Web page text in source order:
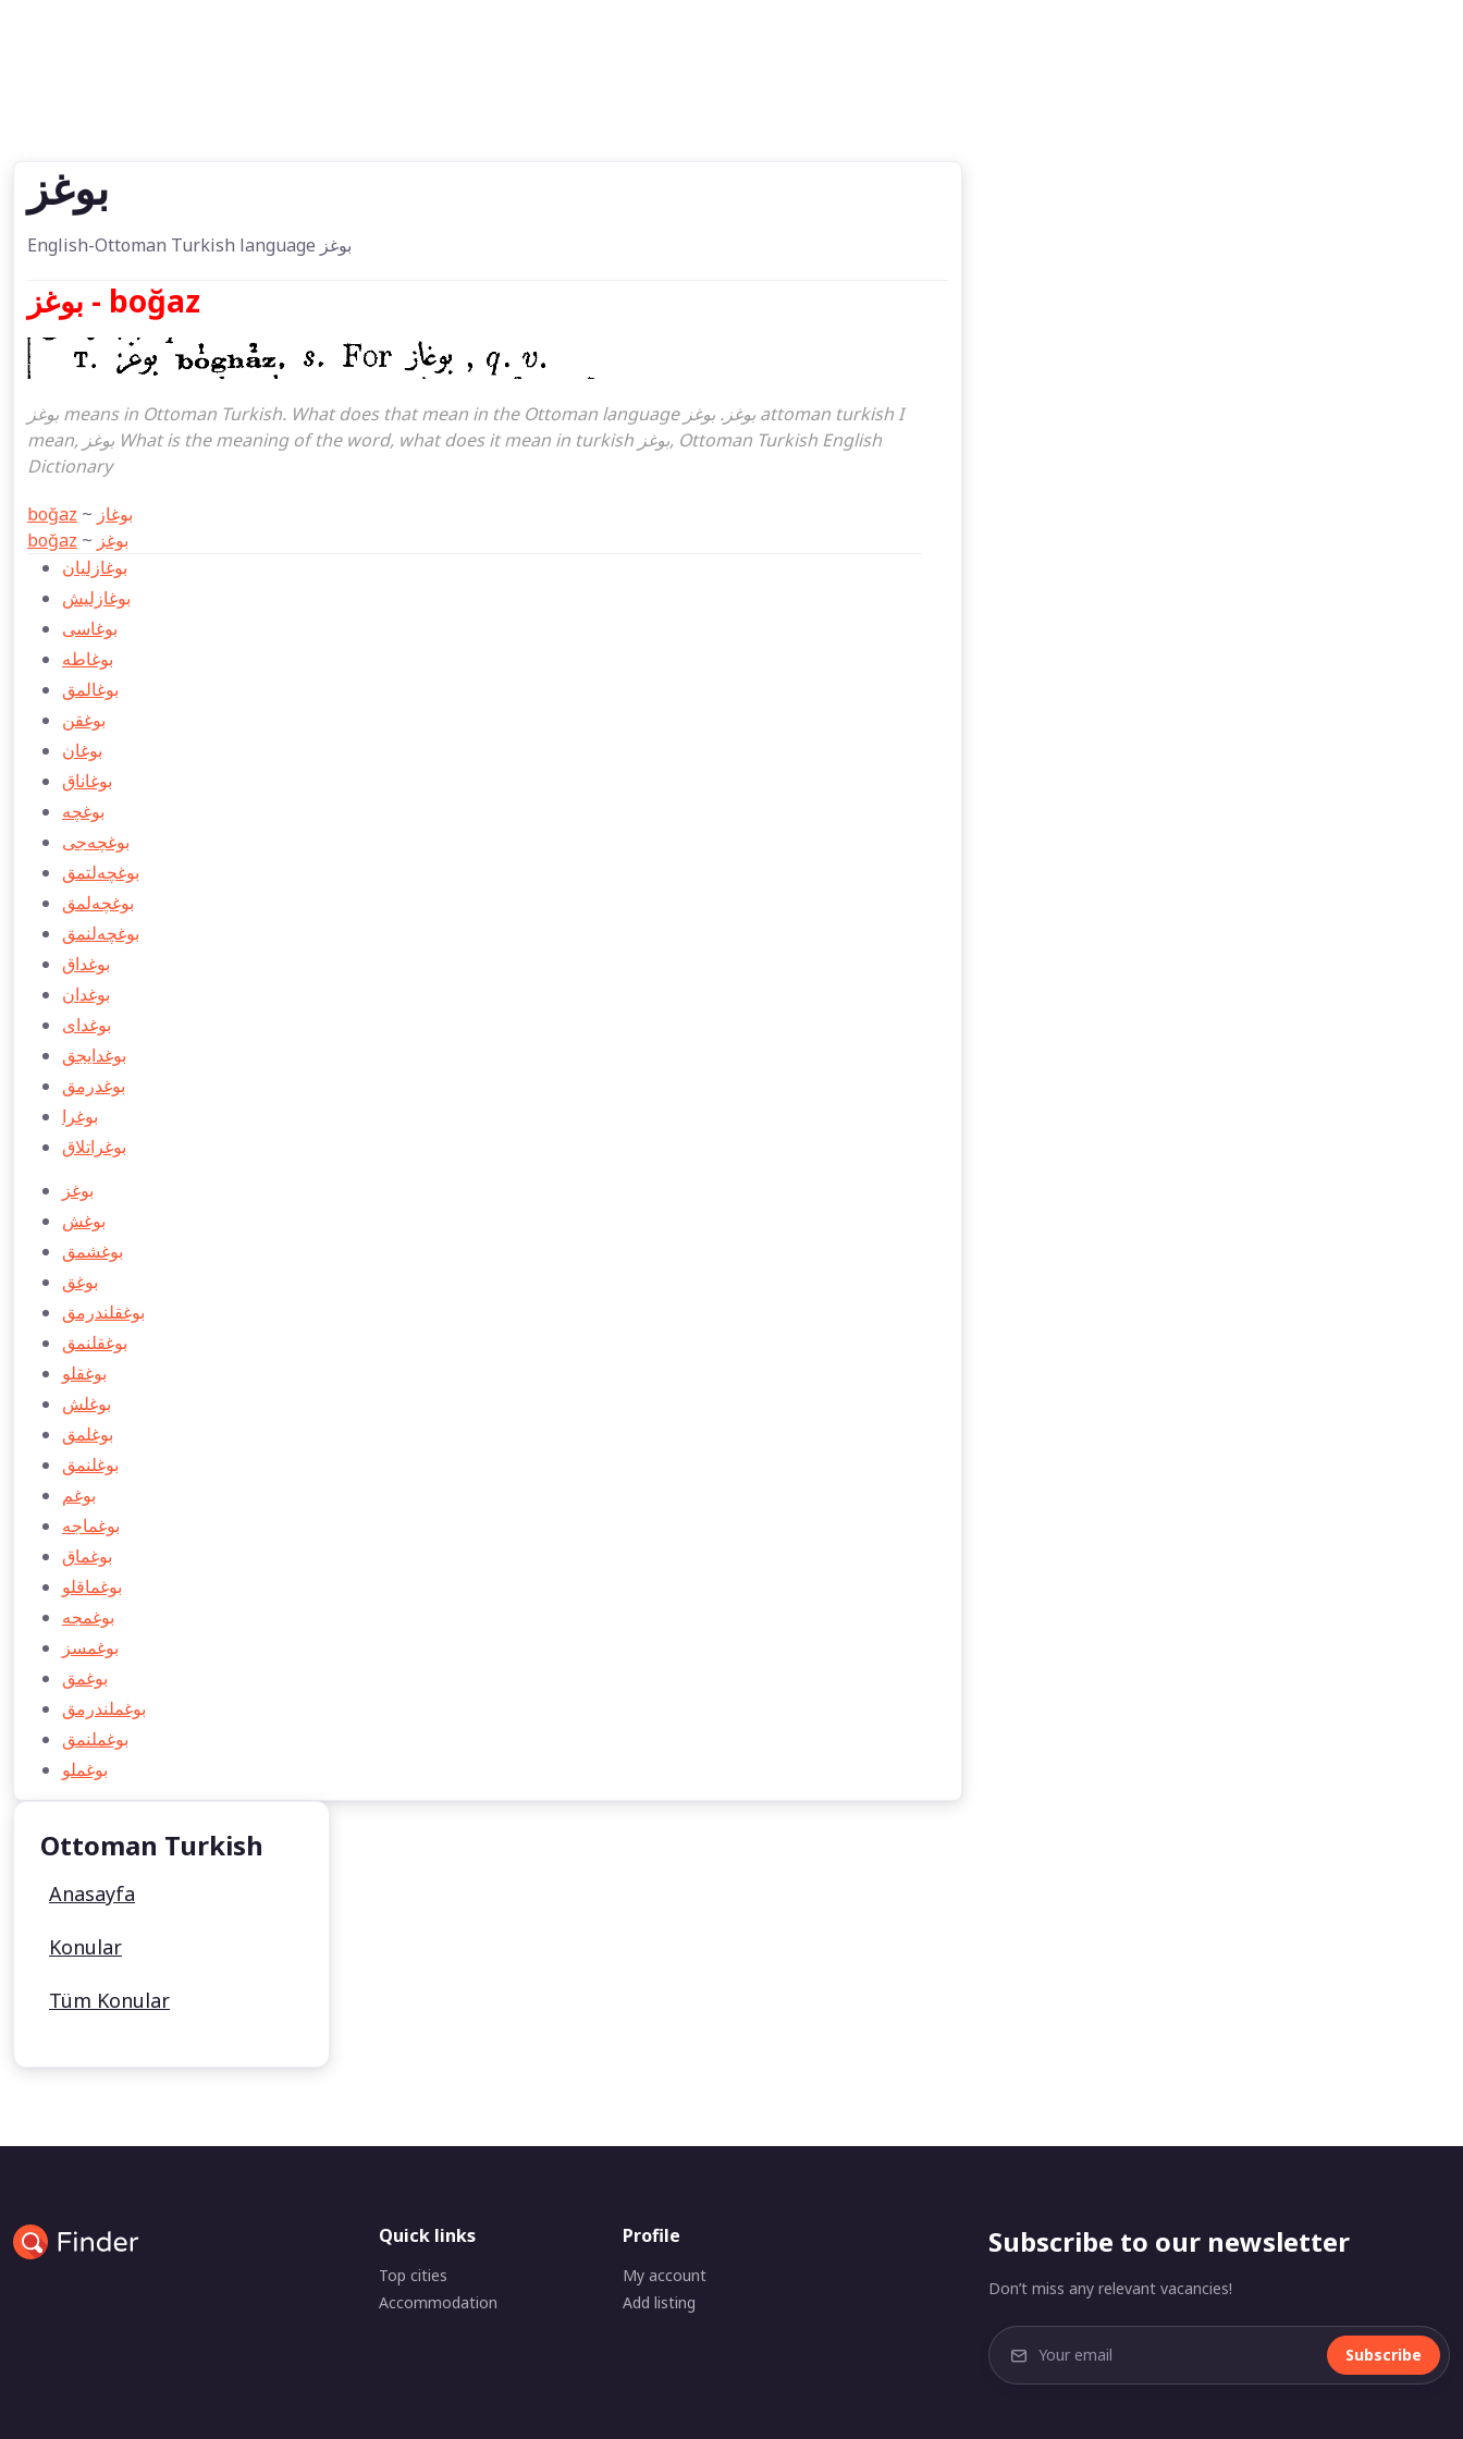
بوغز
English-Ottoman Turkish language بوغز
بوغز - boğaz
بوغز means in Ottoman Turkish. What does that mean in the Ottoman language بوغز. بوغز attoman turkish I
mean, بوغز What is the meaning of the word, what does it mean in turkish بوغز, Ottoman Turkish English
Dictionary
boğaz ~ بوغاز
boğaz ~ بوغز
بوغازليان
بوغازليش
بوغاسی
بوغاطه
بوغالمق
بوغقن
بوغان
بوغاناق
بوغچه
بوغچه‌جی
بوغچه‌لتمق
بوغچه‌لمق
بوغچه‌لنمق
بوغداق
بوغدان
بوغدای
بوغدایجق
بوغدرمق
بوغرا
بوغراتلاق
بوغز
بوغش
بوغشمق
بوغق
بوغقلندرمق
بوغقلنمق
بوغقلو
بوغلش
بوغلمق
بوغلنمق
بوغم
بوغماجه
بوغماق
بوغماقلو
بوغمجه
بوغمسز
بوغمق
بوغملندرمق
بوغملنمق
بوغملو
Ottoman Turkish
Anasayfa
Konular
Tüm Konular
Quick links
Top cities
Accommodation
Profile
My account
Add listing
Subscribe to our newsletter
Don’t miss any relevant vacancies!
Subscribe